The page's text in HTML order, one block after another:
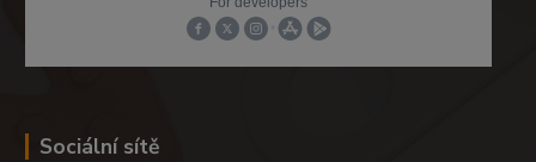
Sociální sítě